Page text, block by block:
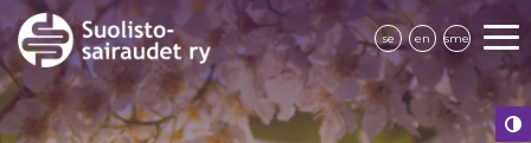
se en sme